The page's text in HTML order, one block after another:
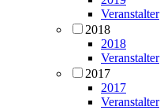
Veranstalter
2018
2018
Veranstalter
2017
2017
Veranstalter